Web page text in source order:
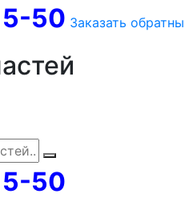
50 Заказать
50